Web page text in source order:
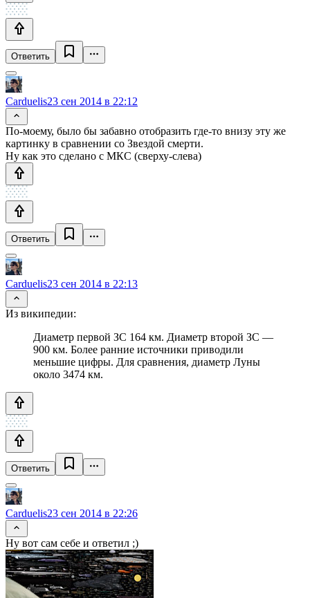
Ответить
Carduelis23 сен 2014 в 22:12
По-моему, было бы забавно отобразить где-то внизу эту же
картинку в сравнении со Звездой смерти.
Ну как это сделано с МКС (сверху-слева)
Ответить
Carduelis23 сен 2014 в 22:13
Из википедии:
Диаметр первой ЗС 164 км. Диаметр второй ЗС —
900 км. Более ранние источники приводили
меньшие цифры. Для сравнения, диаметр Луны
около 3474 км.
Ответить
Carduelis23 сен 2014 в 22:26
Ну вот сам себе и ответил ;)